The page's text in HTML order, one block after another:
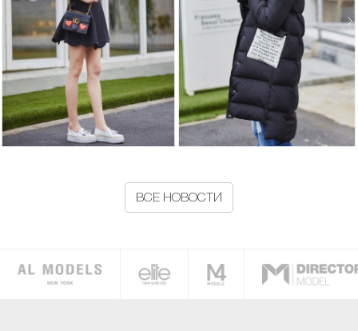
ВСЕ НОВОСТИ